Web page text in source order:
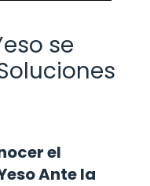
se
el
Ante la